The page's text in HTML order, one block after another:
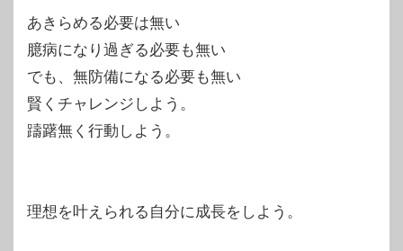
あきらめる必要は無い
臆病になり過ぎる必要も無い
でも、無防備になる必要も無い
賢くチャレンジしよう。
躊躇無く行動しよう。
理想を叶えられる自分に成長をしよう。